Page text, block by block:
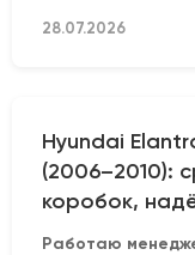
28.07.2026
Hyundai
(2006–2010):
коробок,
Работаю